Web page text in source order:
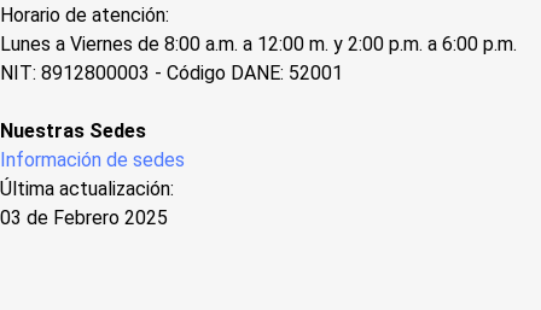
Horario de atención:
Lunes a Viernes de 8:00 a.m. a 12:00 m. y 2:00 p.m. a 6:00 p.m.
NIT: 8912800003 - Código DANE: 52001
Nuestras Sedes
Información de sedes
Última actualización:
03 de Febrero 2025